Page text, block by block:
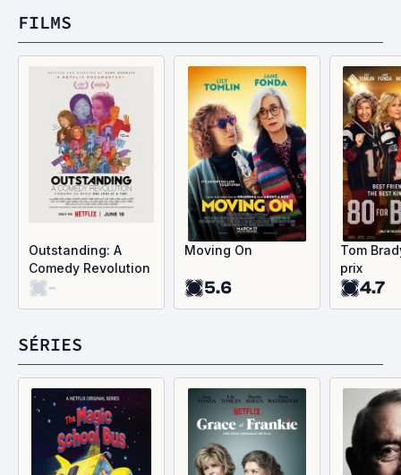
FILMS
Outstanding: A
Comedy Revolution
-
Moving On
5.6
Tom
prix
4.7
SÉRIES